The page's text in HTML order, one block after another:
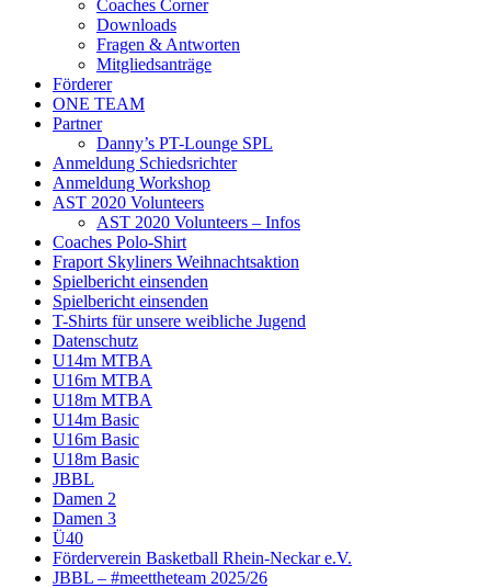
Coaches Corner
Downloads
Fragen & Antworten
Mitgliedsanträge
Förderer
ONE TEAM
Partner
Danny’s PT-Lounge SPL
Anmeldung Schiedsrichter
Anmeldung Workshop
AST 2020 Volunteers
AST 2020 Volunteers – Infos
Coaches Polo-Shirt
Fraport Skyliners Weihnachtsaktion
Spielbericht einsenden
Spielbericht einsenden
T-Shirts für unsere weibliche Jugend
Datenschutz
U14m MTBA
U16m MTBA
U18m MTBA
U14m Basic
U16m Basic
U18m Basic
JBBL
Damen 2
Damen 3
Ü40
Förderverein Basketball Rhein-Neckar e.V.
JBBL – #meettheteam 2025/26